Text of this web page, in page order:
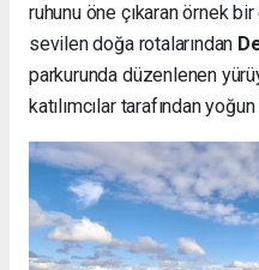
ruhunu öne çıkaran örnek
sevilen doğa rotalarından
parkurunda düzenlenen
katılımcılar tarafından